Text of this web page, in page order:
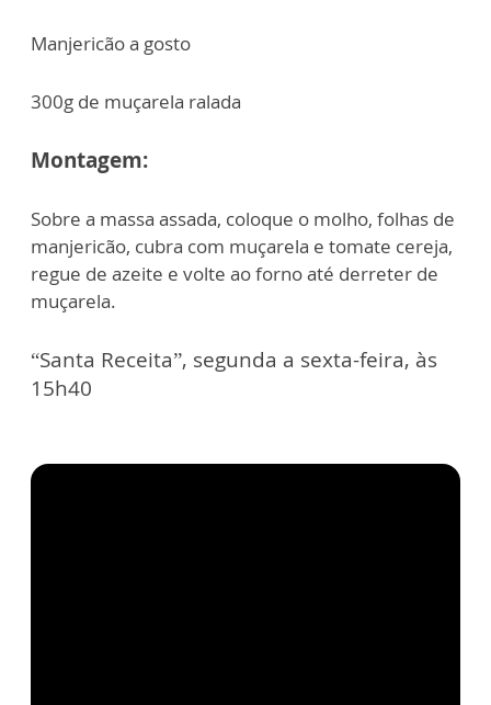
Manjericão a gosto
300g de muçarela ralada
Montagem:
Sobre a massa assada, coloque o molho, folhas de
manjericão, cubra com muçarela e tomate cereja,
regue de azeite e volte ao forno até derreter de
muçarela.
“Santa Receita”, segunda a sexta-feira, às
15h40